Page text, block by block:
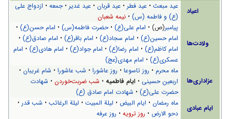
اعیاد
عید مبعث •عید فطر •عید قربان •عید غدیر •جمعه • ازدواج علی
(ع) و فاطمه (س) •نیمه شعبان
ولادت‌ها
پیامبر(ص) • امام علی(ع) •حضرت فاطمه(س) • امام حسن(ع) •
امام حسین(ع) • امام سجاد(ع) • امام باقر(ع) • امام صادق(ع) •
امام کاظم(ع) • امام رضا(ع) • امام جواد(ع) • امام هادی(ع) • امام
عسکری(ع) • امام مهدی(عج)
عزاداری‌ها
ماه محرم • روز تاسوعا • روز عاشورا • شب عاشورا • شام غریبان •
اربعین حسینی •ایام فاطمیه • شب ضربت‌خوردن • شهادت
حضرت علی(ع) • شهادت امام صادق (ع)
ایام عبادی
ماه رمضان • ایام البیض • لیلة المبیت • لیلة الرغائب • شب قدر •
دحو الارض • روز ترویه • روز عرفه